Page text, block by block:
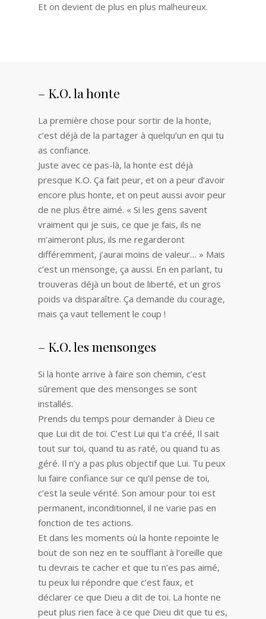
Et on devient de plus en plus malheureux.
– K.O. la honte
La première chose pour sortir de la honte,
c’est déjà de la partager à quelqu’un en qui tu
as confiance.
Juste avec ce pas-là, la honte est déjà
presque K.O. Ça fait peur, et on a peur d’avoir
encore plus honte, et on peut aussi avoir peur
de ne plus être aimé. « Si les gens savent
vraiment qui je suis, ce que je fais, ils ne
m’aimeront plus, ils me regarderont
différemment, j’aurai moins de valeur… » Mais
c’est un mensonge, ça aussi. En en parlant, tu
trouveras déjà un bout de liberté, et un gros
poids va disparaître. Ça demande du courage,
mais ça vaut tellement le coup !
– K.O. les mensonges
Si la honte arrive à faire son chemin, c’est
sûrement que des mensonges se sont
installés.
Prends du temps pour demander à Dieu ce
que Lui dit de toi. C’est Lui qui t’a créé, Il sait
tout sur toi, quand tu as raté, ou quand tu as
géré. Il n’y a pas plus objectif que Lui. Tu peux
lui faire confiance sur ce qu’il pense de toi,
c’est la seule vérité. Son amour pour toi est
permanent, inconditionnel, il ne varie pas en
fonction de tes actions.
Et dans les moments où la honte repointe le
bout de son nez en te soufflant à l’oreille que
tu devrais te cacher et que tu n’es pas aimé,
tu peux lui répondre que c’est faux, et
déclarer ce que Dieu a dit de toi. La honte ne
peut plus rien face à ce que Dieu dit que tu es,